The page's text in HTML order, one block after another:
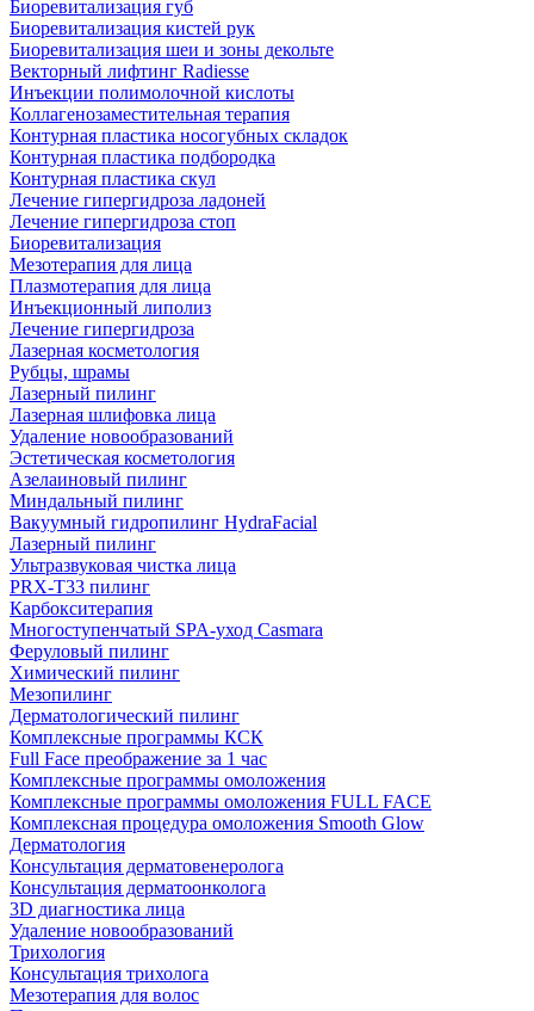
Биоревитализация губ
Биоревитализация кистей рук
Биоревитализация шеи и зоны декольте
Векторный лифтинг Radiesse
Инъекции полимолочной кислоты
Коллагенозаместительная терапия
Контурная пластика носогубных складок
Контурная пластика подбородка
Контурная пластика скул
Лечение гипергидроза ладоней
Лечение гипергидроза стоп
Биоревитализация
Мезотерапия для лица
Плазмотерапия для лица
Инъекционный липолиз
Лечение гипергидроза
Лазерная косметология
Рубцы, шрамы
Лазерный пилинг
Лазерная шлифовка лица
Удаление новообразований
Эстетическая косметология
Азелаиновый пилинг
Миндальный пилинг
Вакуумный гидропилинг HydraFacial
Лазерный пилинг
Ультразвуковая чистка лица
PRX-T33 пилинг
Карбокситерапия
Многоступенчатый SPA-уход Сasmara
Феруловый пилинг
Химический пилинг
Мезопилинг
Дерматологический пилинг
Комплексные программы КСК
Full Face преображение за 1 час
Комплексные программы омоложения
Комплексные программы омоложения FULL FACE
Комплексная процедура омоложения Smooth Glow
Дерматология
Консультация дерматовенеролога
Консультация дерматоонколога
3D диагностика лица
Удаление новообразований
Трихология
Консультация трихолога
Мезотерапия для волос